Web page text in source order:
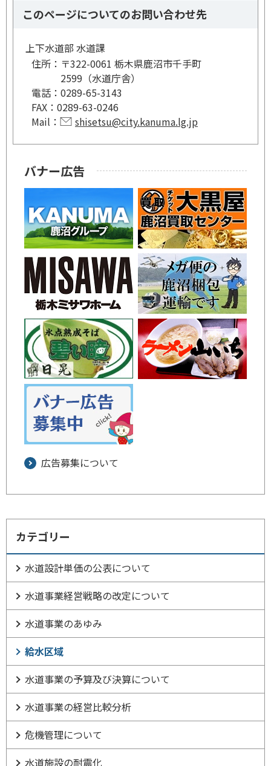
このページについてのお問い合わせ先
上下水道部 水道課
住所： 〒322-0061 栃木県鹿沼市千手町
2599（水道庁舎）
電話： 0289-65-3143
FAX： 0289-63-0246
Mail：
shisetsu@city.kanuma.lg.jp
バナー広告
広告募集について
カテゴリー
水道設計単価の公表について
水道事業経営戦略の改定について
水道事業のあゆみ
給水区域
水道事業の予算及び決算について
水道事業の経営比較分析
危機管理について
水道施設の耐震化